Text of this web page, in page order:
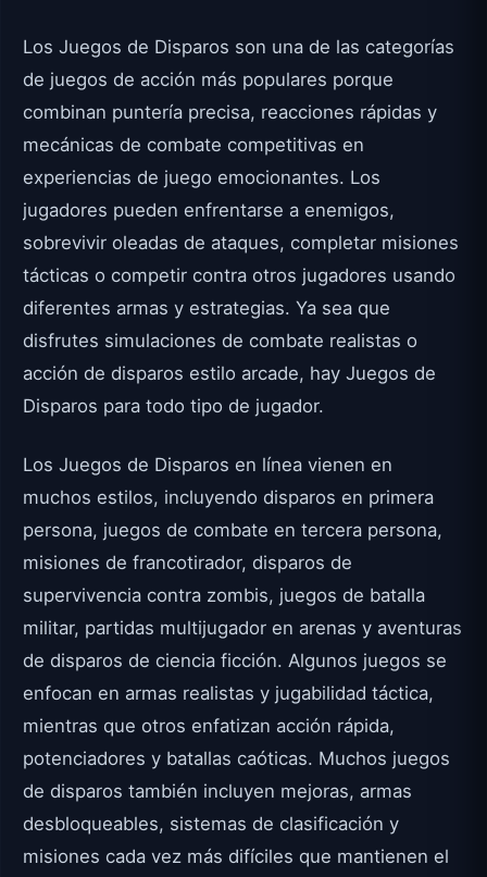
Los Juegos de Disparos son una de las categorías
de juegos de acción más populares porque
combinan puntería precisa, reacciones rápidas y
mecánicas de combate competitivas en
experiencias de juego emocionantes. Los
jugadores pueden enfrentarse a enemigos,
sobrevivir oleadas de ataques, completar misiones
tácticas o competir contra otros jugadores usando
diferentes armas y estrategias. Ya sea que
disfrutes simulaciones de combate realistas o
acción de disparos estilo arcade, hay Juegos de
Disparos para todo tipo de jugador.
Los Juegos de Disparos en línea vienen en
muchos estilos, incluyendo disparos en primera
persona, juegos de combate en tercera persona,
misiones de francotirador, disparos de
supervivencia contra zombis, juegos de batalla
militar, partidas multijugador en arenas y aventuras
de disparos de ciencia ficción. Algunos juegos se
enfocan en armas realistas y jugabilidad táctica,
mientras que otros enfatizan acción rápida,
potenciadores y batallas caóticas. Muchos juegos
de disparos también incluyen mejoras, armas
desbloqueables, sistemas de clasificación y
misiones cada vez más difíciles que mantienen el